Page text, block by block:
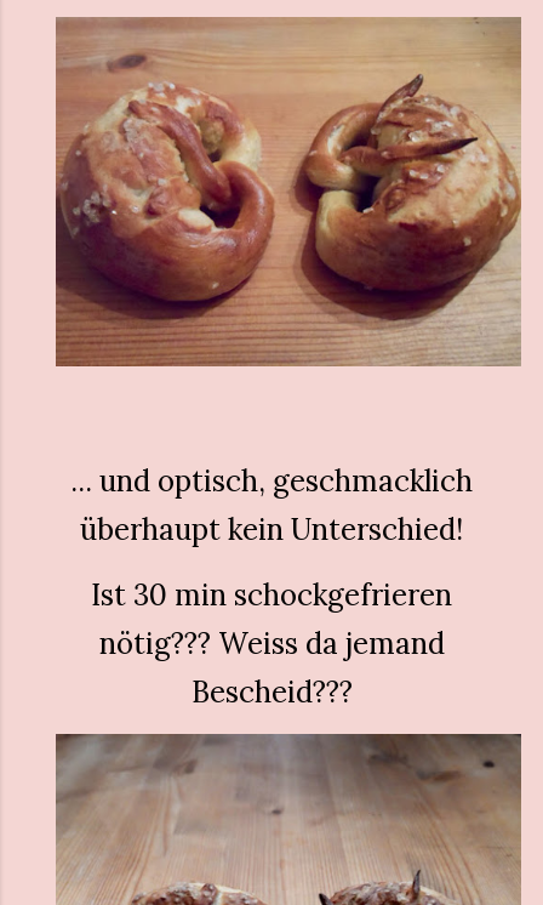
... und optisch, geschmacklich
überhaupt kein Unterschied!
Ist 30 min schockgefrieren
nötig??? Weiss da jemand
Bescheid???